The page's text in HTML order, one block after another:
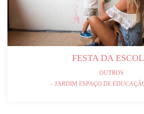
FESTA DA
OUTROS
JARDIM ESPAÇO DE